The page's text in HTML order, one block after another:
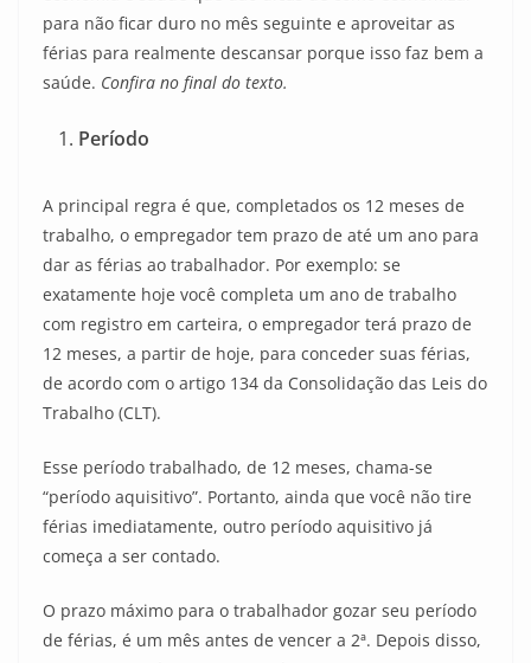
para não ficar duro no mês seguinte e aproveitar as
férias para realmente descansar porque isso faz bem a
saúde. Confira no final do texto.
Período
A principal regra é que, completados os 12 meses de
trabalho, o empregador tem prazo de até um ano para
dar as férias ao trabalhador. Por exemplo: se
exatamente hoje você completa um ano de trabalho
com registro em carteira, o empregador terá prazo de
12 meses, a partir de hoje, para conceder suas férias,
de acordo com o artigo 134 da Consolidação das Leis do
Trabalho (CLT).
Esse período trabalhado, de 12 meses, chama-se
“período aquisitivo”. Portanto, ainda que você não tire
férias imediatamente, outro período aquisitivo já
começa a ser contado.
O prazo máximo para o trabalhador gozar seu período
de férias, é um mês antes de vencer a 2ª. Depois disso,